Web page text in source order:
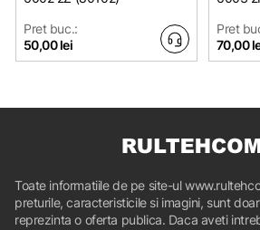
Pret buc.:
50,00 lei
Pret
70,00
Toate informatiile de pe site-ul
preturile, caracteristicile si imagini, sunt
reprezinta o oferta publica. Daca aveti